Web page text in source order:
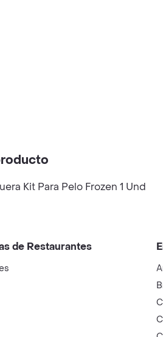
Kit Para Pelo Frozen 1 Und
de Restaurantes